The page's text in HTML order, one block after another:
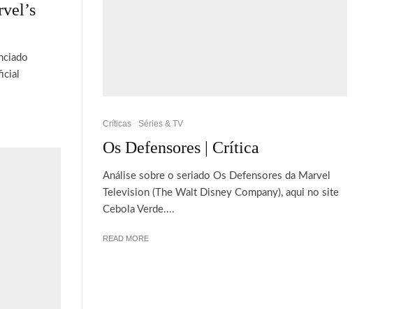
Críticas Séries & TV
Os Defensores | Crítica
Análise sobre o seriado Os Defensores da Marvel
Television (The Walt Disney Company), aqui no site
Cebola Verde....
READ MORE